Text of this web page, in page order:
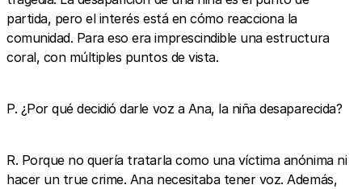
partida, pero el interés está en cómo reacciona la
comunidad. Para eso era imprescindible una estructura
coral, con múltiples puntos de vista.
P. ¿Por qué decidió darle voz a Ana, la niña desaparecida?
R. Porque no quería tratarla como una víctima anónima ni
hacer un true crime. Ana necesitaba tener voz. Además,